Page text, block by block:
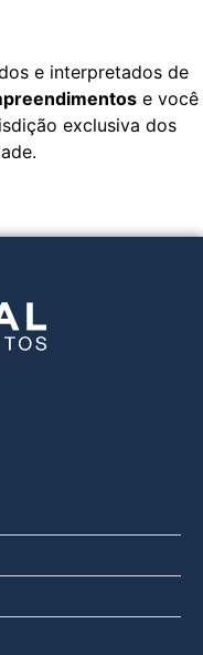
e interpretados de
e você
exclusiva dos